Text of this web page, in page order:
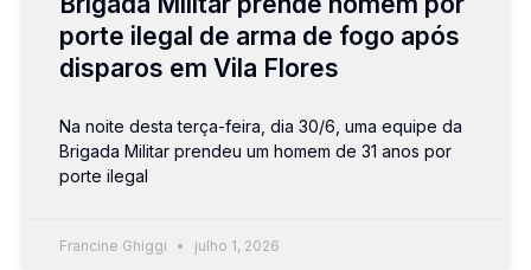
porte ilegal de arma de fogo após
disparos em Vila Flores
Na noite desta terça-feira, dia 30/6, uma equipe da
Brigada Militar prendeu um homem de 31 anos por
porte ilegal
Francine Ghiggi julho 1, 2026